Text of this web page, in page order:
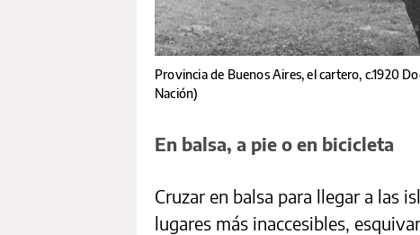
Provincia de Buenos Aires, el cartero, c.1920
Nación)
En balsa, a pie o en bicicleta
Cruzar en balsa para llegar a las
lugares más inaccesibles,